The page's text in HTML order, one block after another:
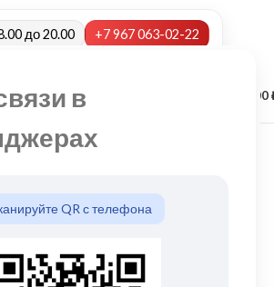
в
QR с телефона
до 20.00 +7 967 063-02-22
0,00